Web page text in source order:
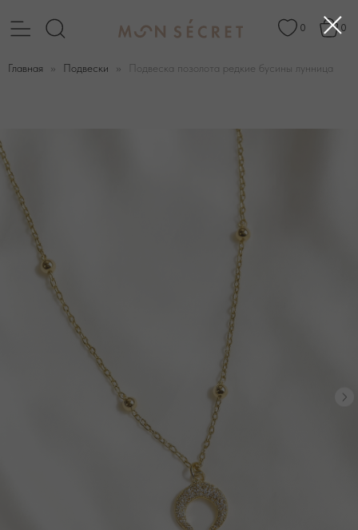
БЕСПЛАТНАЯ ДОСТАВКА ПО РФ ПРИ ЗАКАЗЕ ОТ 10 000 РУБЛЕЙ
Главная Подвески Подвеска позолота редкие бусины лунница